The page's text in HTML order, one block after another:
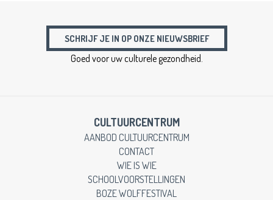
SCHRIJF JE IN OP ONZE NIEUWSBRIEF
Goed voor uw culturele gezondheid.
CULTUURCENTRUM
AANBOD CULTUURCENTRUM
CONTACT
WIE IS WIE
SCHOOLVOORSTELLINGEN
BOZE WOLFFESTIVAL